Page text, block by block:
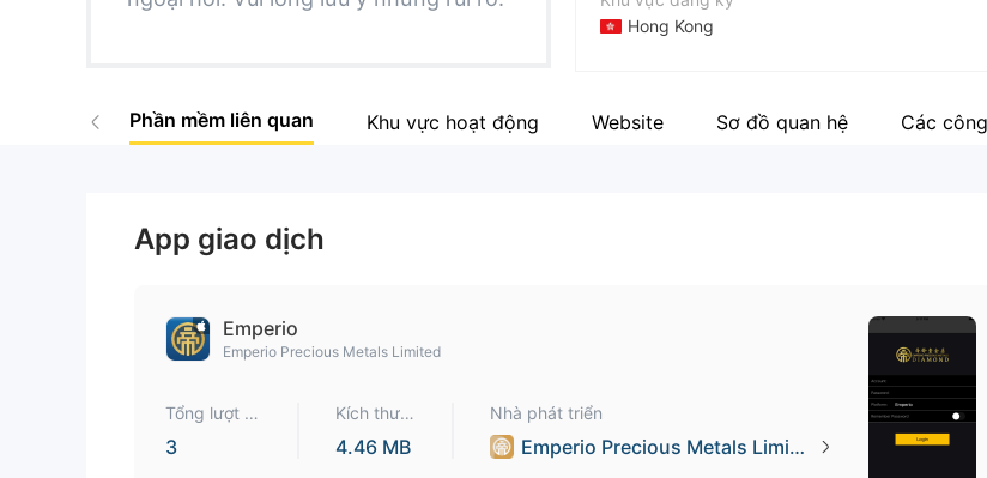
7
8
9
5
6
7
8
9
5
6
7
8
Hong Kong
Tên công ty
Phần mềm liên quan Khu vực hoạt động Website Sơ đồ quan hệ Các
App giao dịch
Emperio
Emperio Precious Metals Limited
Tổng lượt tả
3
Kích thướ
4.46 MB
Nhà phát triển
Emperio Precious Metals Limite